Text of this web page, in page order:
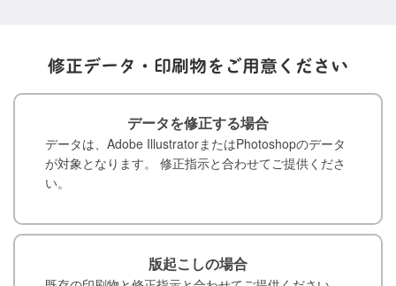
修正データ・印刷物を ご用意ください
データを修正する場合
データは、Adobe IllustratorまたはPhotoshopのデータ
が対象となります。 修正指示と合わせてご提供くださ
い。
版起こしの場合